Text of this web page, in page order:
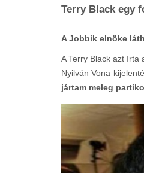
Terry Black egy
A Jobbik elnöke
A Terry Black azt írta
Nyilván Vona
jártam meleg